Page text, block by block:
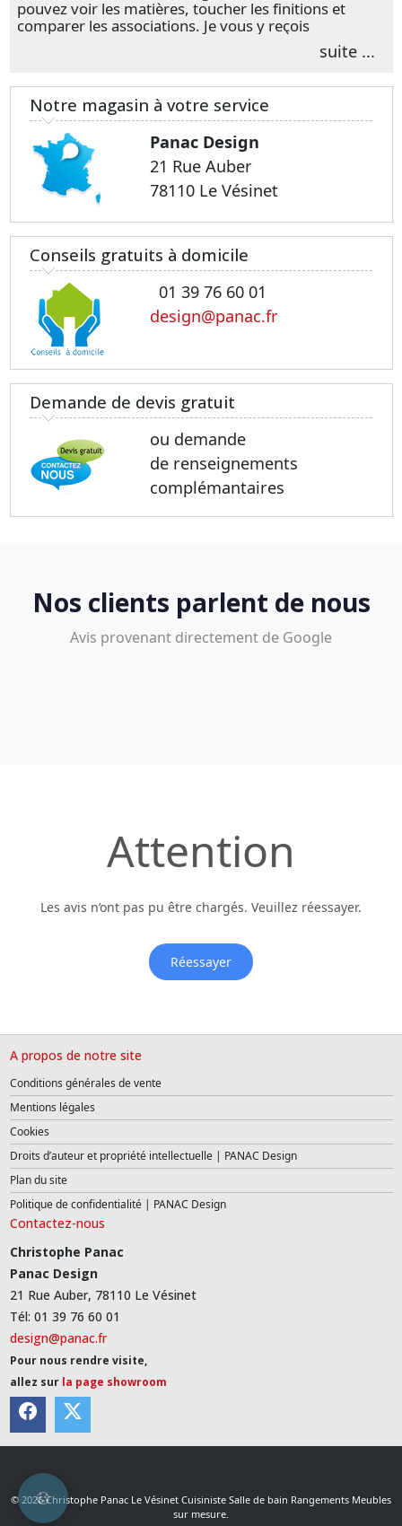
pouvez voir les matières, toucher les finitions et
comparer les associations. Je vous y reçois
personnellement pour parler de votre projet et
transformer vos premières idées en choix plussuite ...
Notre magasin à votre service
Panac Design
21 Rue Auber
78110 Le Vésinet
Conseils gratuits à domicile
01 39 76 60 01
design@panac.fr
Demande de devis gratuit
ou demande
de renseignements
complémantaires
Nos clients parlent de nous
Avis provenant directement de Google
Attention
Les avis n’ont pas pu être chargés. Veuillez réessayer.
Réessayer
A propos de notre site
Conditions générales de vente
Mentions légales
Cookies
Droits d’auteur et propriété intellectuelle | PANAC Design
Plan du site
Politique de confidentialité | PANAC Design
Contactez-nous
Christophe Panac
Panac Design
21 Rue Auber, 78110 Le Vésinet
Tél: 01 39 76 60 01
design@panac.fr
Pour nous rendre visite,
allez sur la page showroom
© 2026 Christophe Panac Le Vésinet Cuisiniste Salle de bain Rangements Meubles
sur mesure.